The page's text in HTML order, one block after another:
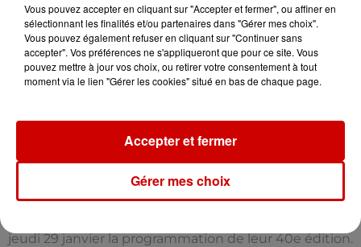
Festival de Poupet 2026 : Vanessa Paradis,
Julien Doré, Helena,...
jeudi 29 janvier la programmation de leur 40e édition.
Vous pouvez accepter en cliquant sur "Accepter et fermer", ou affiner en
sélectionnant les finalités et/ou partenaires dans "Gérer mes choix".
Vous pouvez également refuser en cliquant sur "Continuer sans
accepter". Vos préférences ne s'appliqueront que pour ce site. Vous
pouvez mettre à jour vos choix, ou retirer votre consentement à tout
moment via le lien "Gérer les cookies" situé en bas de chaque page.
Gérer mes choix
Accepter et fermer